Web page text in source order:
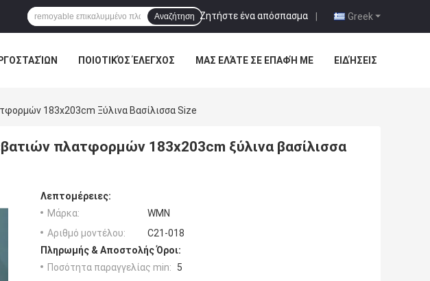
Greek
Ζητήστε ένα απόσπασμα |
Αναζήτηση
ΠΟΙΟΤΙΚΌΣ ΈΛΕΓΧΟΣ ΜΑΣ ΕΛΆΤΕ ΣΕ ΕΠΑΦΉ ΜΕ ΕΙΔΉΣΕΙΣ
183x203cm Ξύλινα Βασίλισσα Size
πλατφορμών 183x203cm ξύλινα βασίλισσα
Λεπτομέρειες:
Μάρκα:
WMN
Αριθμό μοντέλου:
C21-018
Πληρωμής & Αποστολής Όροι:
Ποσότητα παραγγελίας min:
5